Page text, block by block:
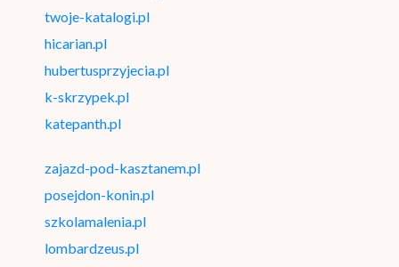
twoje-katalogi.pl
hicarian.pl
hubertusprzyjecia.pl
k-skrzypek.pl
katepanth.pl
zajazd-pod-kasztanem.pl
posejdon-konin.pl
szkolamalenia.pl
lombardzeus.pl